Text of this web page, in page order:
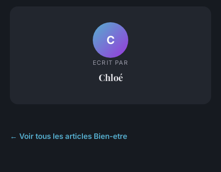
C
ECRIT PAR
Chloé
← Voir tous les articles Bien-etre